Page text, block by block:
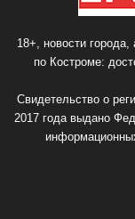
18+, новости
по Костроме:
Свидетельство о
2017 года выдано